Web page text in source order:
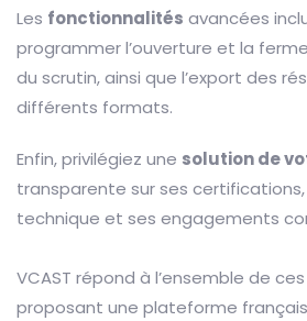
Les fonctionnalités avancées
programmer l’ouverture et la
du scrutin, ainsi que l’export des
différents formats.
Enfin, privilégiez une solution de
transparente sur ses
technique et ses engagements
VCAST répond à l’ensemble de
proposant une plateforme